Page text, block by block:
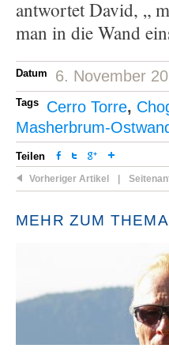
antwortet David, „
man in die Wand
Datum 6. November
Tags Cerro Torre,
Masherbrum-
Teilen
Vorheriger Artikel
MEHR ZUM THEMA